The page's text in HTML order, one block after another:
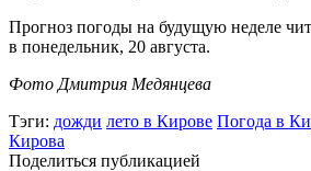
Прогноз погоды на будущую неделе
в понедельник, 20 августа.
Фото Дмитрия Медянцева
Тэги: дожди лето в Кирове Погода в
Кирова
Поделиться публикацией